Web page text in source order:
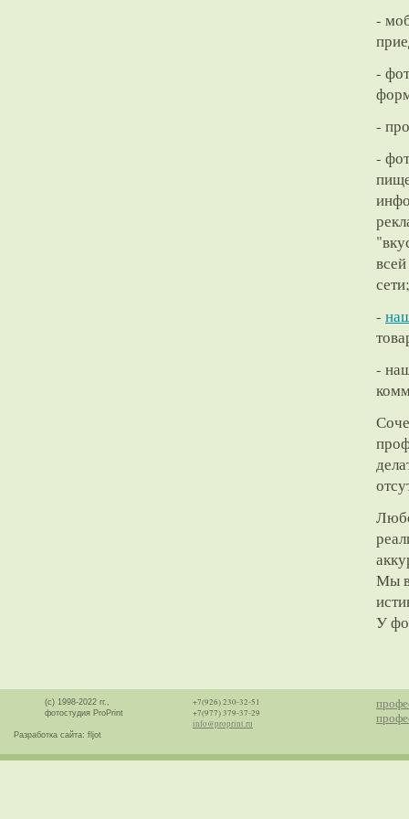
-
-
-
-
сети;
-
-
Мы
У
(с) 1998-2022 гг.,
фотостудия ProPrint
Разработка сайта: fljot
+7(926) 230-32-51
+7(977) 379-37-29
info@proprint.ru